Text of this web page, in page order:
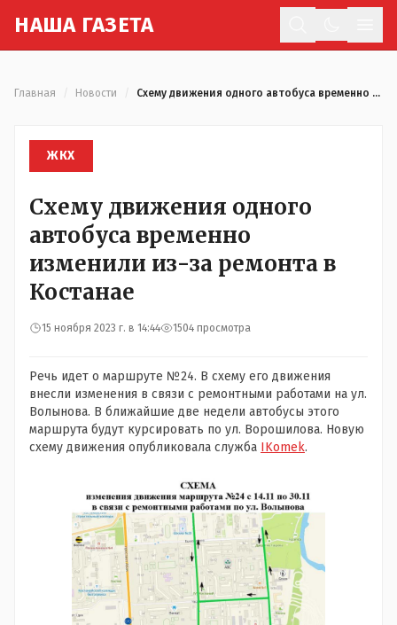
НАША ГАЗЕТА
Главная Новости Схему движения одного автобуса временно изменили из-за ремонта в Костанае
ЖКХ
Схему движения одного
автобуса временно
изменили из-за ремонта в
Костанае
15 ноября 2023 г. в 14:44 1504 просмотра
Речь идет о маршруте №24. В схему его движения
внесли изменения в связи с ремонтными работами на ул.
Волынова. В ближайшие две недели автобусы этого
маршрута будут курсировать по ул. Ворошилова. Новую
схему движения опубликовала служба IKomek.